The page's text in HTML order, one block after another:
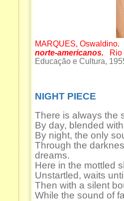
MARQUES, Oswaldino.
norte-americanos. Rio
Educação e Cultura,
NIGHT PIECE
There is always the
By day, blended
By night, the only
Through the
dreams.
Here in the mottled
Unstartled, waits
Then with a silent
While the sound of